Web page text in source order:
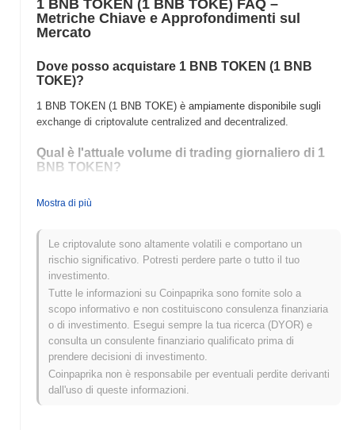
1 BNB TOKEN (1 BNB TOKE) FAQ –
Metriche Chiave e Approfondimenti sul
Mercato
Dove posso acquistare 1 BNB TOKEN (1 BNB
TOKE)?
1 BNB TOKEN (1 BNB TOKE) è ampiamente disponibile sugli
exchange di criptovalute centralized and decentralized.
Qual è l'attuale volume di trading giornaliero di 1
BNB TOKEN?
attesta a$0.00
Qual è lo storico della fascia di prezzo di 1 BNB
TOKEN?
Massimo Storico (ATH):
Minimo Storico (ATL):$0.00
1 BNB TOKEN è attualmente scambiato~94.60% al di sotto del
suo ATH .
Come si sta comportando 1 BNB TOKEN rispetto
al mercato crypto più ampio?
Mostra di più
Le criptovalute sono altamente volatili e comportano un
rischio significativo. Potresti perdere parte o tutto il tuo
investimento.
Tutte le informazioni su Coinpaprika sono fornite solo a
scopo informativo e non costituiscono consulenza finanziaria
o di investimento. Esegui sempre la tua ricerca (DYOR) e
consulta un consulente finanziario qualificato prima di
prendere decisioni di investimento.
Coinpaprika non è responsabile per eventuali perdite derivanti
dall'uso di queste informazioni.